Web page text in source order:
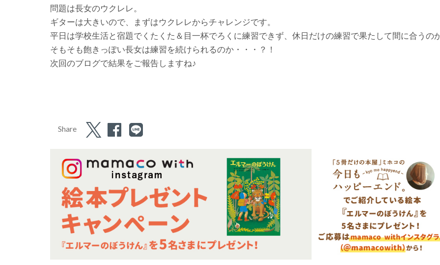
問題は長女のウクレレ。
ギターは大きいので、まずはウクレレからチャレンジです。
平日は学校生活と宿題でくたくた＆目一杯でろくに練習できず、休日だけの練習で果たして間に合うの
そもそも飽きっぽい長女は練習を続けられるのか・・・？！
次回のブログで結果をご報告しますね♪
Share